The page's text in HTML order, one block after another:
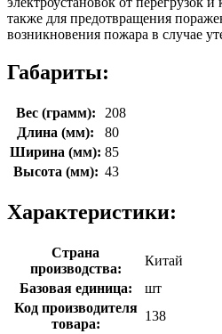
также для предотвращения
возникновения пожара в случае
Габариты:
Вес (грамм):
208
Длина (мм):
80
Ширина (мм): 85
Высота (мм): 43
Характеристики:
Страна
производства:
Китай
Базовая единица:
шт
Код производителя
товара:
138